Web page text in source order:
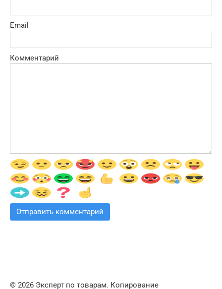
Email
Комментарий
© 2026 Эксперт по товарам. Копирование